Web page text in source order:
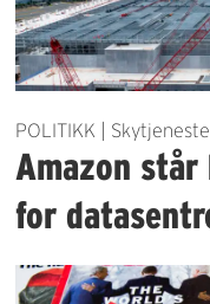
POLITIKK |
Amazon
for